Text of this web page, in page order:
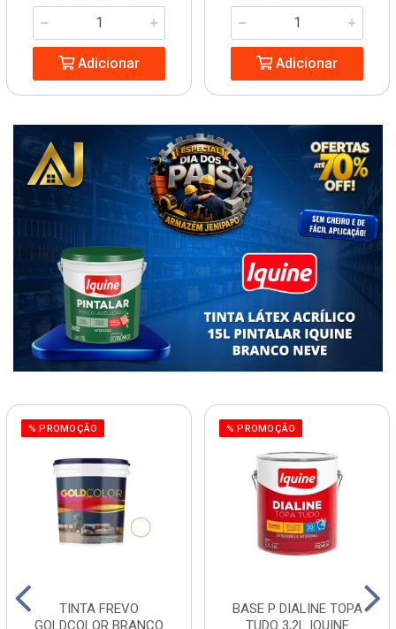
Adicionar Adicionar
% PROMOÇÃO
TINTA FREVO
GOLDCOLOR BRANCO
% PROMOÇÃO
BASE P DIALINE TOPA
TUDO 3,2L IQUINE